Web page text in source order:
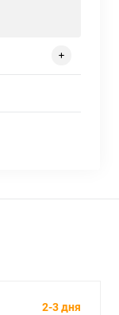
2-3 дня